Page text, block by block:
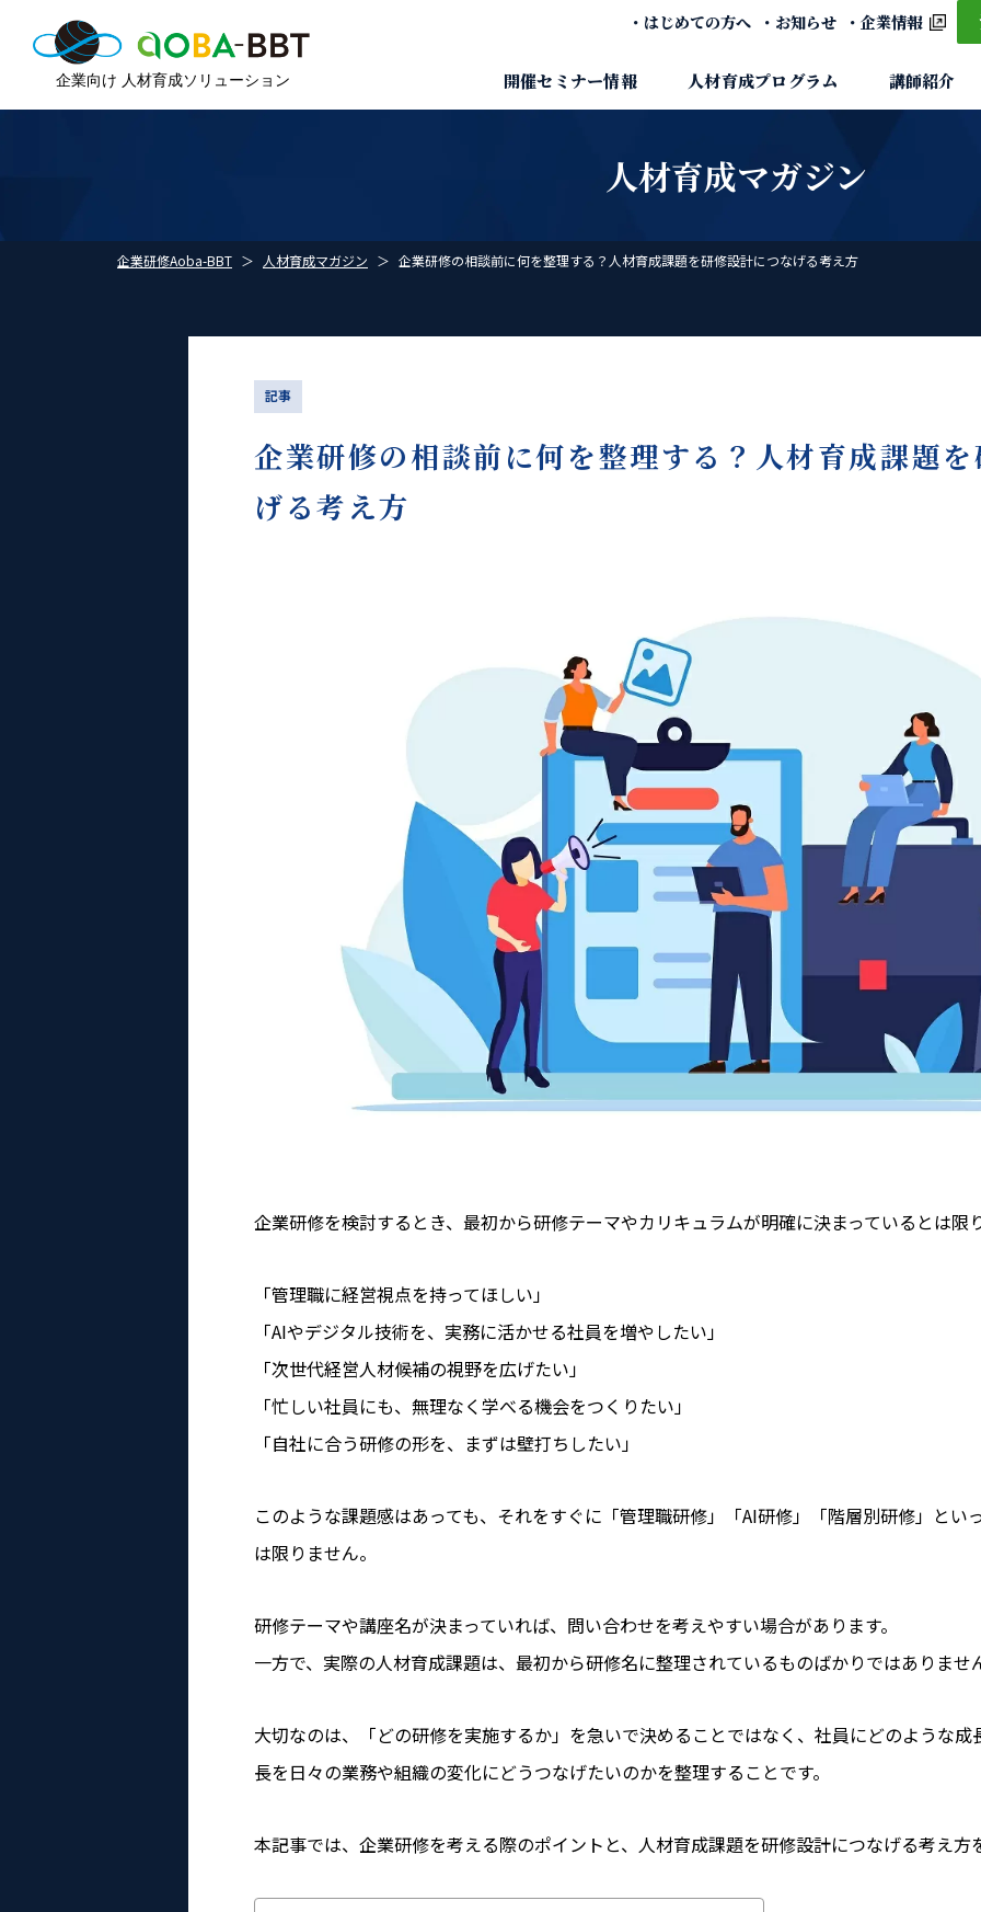
開催セミナー情報 人材育成プログラム 講師紹介
はじめての方へ お知らせ 企業情報
人材育成マガジン
企業研修Aoba-BBT 人材育成マガジン 企業研修の相談前に何を整理する？人材育成課題を研修設計につなげる考え方
記事
企業研修の相談前に何を整理する？人材育成課題
げる考え方
企業研修を検討するとき、最初から研修テーマやカリキュラムが明確に決まっているとは限
「管理職に経営視点を持ってほしい」
「AIやデジタル技術を、実務に活かせる社員を増やしたい」
「次世代経営人材候補の視野を広げたい」
「忙しい社員にも、無理なく学べる機会をつくりたい」
「自社に合う研修の形を、まずは壁打ちしたい」
このような課題感はあっても、それをすぐに「管理職研修」「AI研修」「階層別研修」とい
は限りません。
研修テーマや講座名が決まっていれば、問い合わせを考えやすい場合があります。
一方で、実際の人材育成課題は、最初から研修名に整理されているものばかりではありませ
大切なのは、「どの研修を実施するか」を急いで決めることではなく、社員にどのような
長を日々の業務や組織の変化にどうつなげたいのかを整理することです。
本記事では、企業研修を考える際のポイントと、人材育成課題を研修設計につなげる考え方